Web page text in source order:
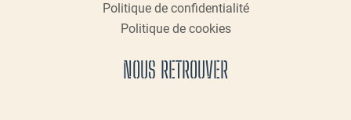
Politique de confidentialité
Politique de cookies
NOUS RETROUVER